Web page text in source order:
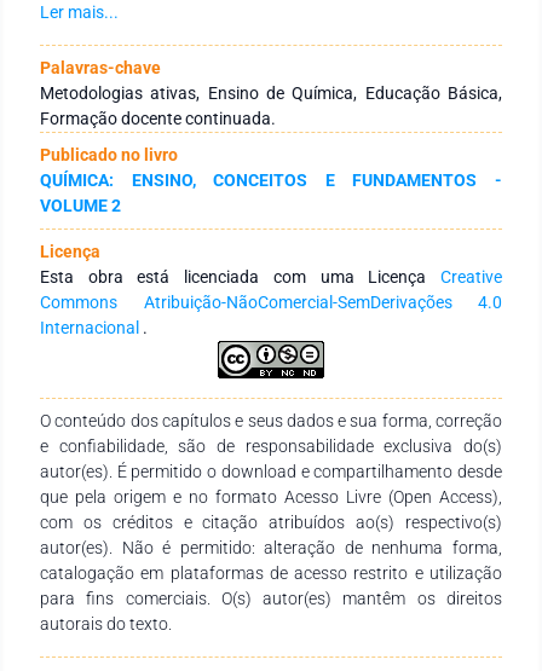
distanciamento social. As metodologias ativas enquanto
dentro e fora da sala de aula, devem ser diversificadas,
dinâmicas e realizáveis, podendo ser fomentadas ou não
pelas tecnologias digitais. Estas metodologias possibilitaram
a manutenção de objetivos educacionais e afetivos com os
alunos, mesmo em contextos adversos, como este que
vivenciamos. Este estudo buscou investigar a utilização de
metodologias ativas no ensino de Química na educação
básica, tendo em vista o ensino colaborativo a partir de uma
revisão integrativa, apontando os principais desafios
encontrados pelos docentes na sua utilização. Como
procedimentos metodológicos foi realizada a revisão
integrativa e para levantamento dos dados, utilizou-se a
análise de conteúdo a partir das publicações do Encontro
e 2018. A partir das publicações foi possível detectar as
metodologias ativas utilizadas, indicando os contratempos
enfrentados pelos docentes para sua aplicação. Nessa
ocasião, percebeu-se que apesar de algumas dificuldades no
uso das metodologias, elas facilitaram e auxiliaram o ensino
aprendizagem melhorando essencialmente as relações
interpessoais no ambiente educacional. Concluiu-se que o
uso das metodologias na abordagem ativa, não garantem
exclusivamente um aprendizado expressivo e, tampouco,
Ler mais...
Palavras-chave
Metodologias ativas, Ensino de Química, Educação Básica,
Formação docente continuada.
Publicado no livro
QUÍMICA: ENSINO, CONCEITOS E FUNDAMENTOS -
VOLUME 2
Licença
Esta obra está licenciada com uma Licença Creative
Commons Atribuição-NãoComercial-SemDerivações 4.0
Internacional .
O conteúdo dos capítulos e seus dados e sua forma, correção
e confiabilidade, são de responsabilidade exclusiva do(s)
autor(es). É permitido o download e compartilhamento desde
que pela origem e no formato Acesso Livre (Open Access),
com os créditos e citação atribuídos ao(s) respectivo(s)
autor(es). Não é permitido: alteração de nenhuma forma,
catalogação em plataformas de acesso restrito e utilização
para fins comerciais. O(s) autor(es) mantêm os direitos
autorais do texto.